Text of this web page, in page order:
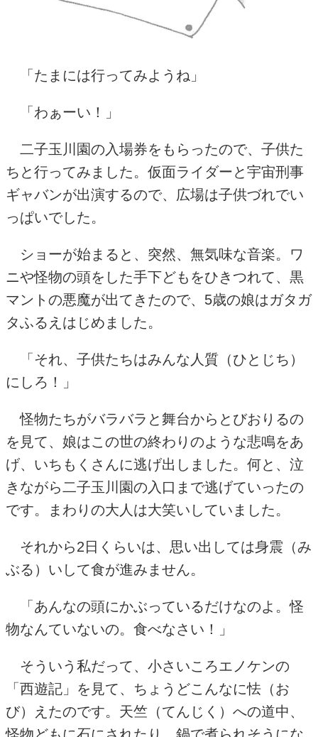
「たまには行ってみようね」
「わぁーい！」
二子玉川園の入場券をもらったので、子供た
ちと行ってみました。仮面ライダーと宇宙刑事
ギャバンが出演するので、広場は子供づれでい
っぱいでした。
ショーが始まると、突然、無気味な音楽。ワ
ニや怪物の頭をした手下どもをひきつれて、黒
マントの悪魔が出てきたので、 5歳の娘はガタガ
タふるえはじめました。
「それ、子供たちはみんな人質（ひとじち）
にしろ！」
怪物たちがバラバラと舞台からとびおりるの
を見て、娘はこの世の終わりのような悲鳴をあ
げ、いちもくさんに逃げ出しました。何と、泣
きながら二子玉川園の入口まで逃げていったの
です。まわりの大人は大笑いしていました。
それから2 日くらいは、思い出しては身震（み
ぶる）いして食が進みません。
「あんなの頭にかぶっているだけなのよ。怪
物なんていないの。食べなさい！」
そういう私だって、小さいころエノケンの
「西遊記」を見て、ちょうどこんなに怯（お
び）えたのです。天竺（てんじく）への道中、